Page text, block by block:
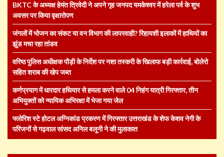
BKTC के अध्यक्ष हेमंत त्रिवेदी ने अपने गृह जनपद यमकेश्वर में हरेला पर्व के शुभ
अवसर पर किया वृक्षारोपण
जंगलों में भोजन का संकट या वन विभाग की लापरवाही? रिहायशी इलाकों में हाथियों का
झुंड मचा रहा तांडव
वरिष्ठ पुलिस अधीक्षक पौड़ी के निर्देश पर नशा तस्करी के खिलाफ बड़ी कार्रवाई, बोलेरो
सहित शराब की खेप जब्त
कर्णप्रयाग में धारदार हथियार से हमला करने वाले 04 निहंग यात्री गिरफ्तार, तीन
अभियुक्तों को न्यायिक अभिरक्षा में भेजा गया जेल
फ्लोरिश स्टे होटल अग्निकांड प्रकरण में गिरफ्तार उत्तराखंड के शेफ केशव नेगी के
परिजनों से गढ़वाल सांसद अनिल बलूनी ने की मुलाकात